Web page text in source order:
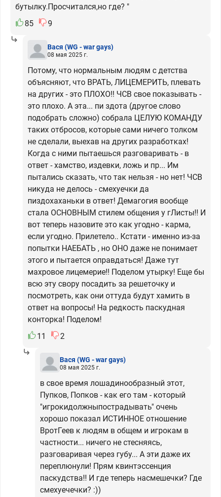
бутылку.Просчитался,но где? "
85
9
Вася (WG - war gays)
08 мая 2025 г.
Потому, что нормальным людям с детства
объясняют, что ВРАТЬ, ЛИЦЕМЕРИТЬ, плевать
на других - это ПЛОХО!! ЧСВ свое показывать -
это плохо. А эта... пи здота (другое слово
подобрать сложно) собрала ЦЕЛУЮ КОМАНДУ
таких отбросов, которые сами ничего толком
не сделали, выехав на других разработках!
Когда с ними пытаешься разговаривать - в
ответ - хамство, издевки, ложь и пр... Им
пытались сказать, что так нельзя - но нет! ЧСВ
никуда не делось - смехуечки да
пиздохаханьки в ответ! Демагогия вообще
стала ОСНОВНЫМ стилем общения у гЛисты!! И
вот теперь назовите это как угодно - карма,
если угодно. Прилетело.. Кстати - именно из-за
попытки НАЕБАТЬ , но ОНО даже не понимает
этого и пытается оправдаться! Даже тут
махровое лицемерие!! Поделом утырку! Еще бы
всю эту свору посадить за решеточку и
посмотреть, как они оттуда будут хамить в
ответ на вопросы! На редкость паскудная
конторка! Поделом!
11
2
Вася (WG - war gays)
08 мая 2025 г.
в свое время лошадинообразный этот,
Пупков, Попков - как его там - который
"игрокидолжныпострадывать" очень
хорошо показал ИСТИННОЕ отношение
ВротГеев к людям в общем и игрокам в
частности... ничего не стесняясь,
разговаривая через губу... А эти даже их
переплюнули! Прям квинтэссенция
паскудства!! И где теперь насмешечки? Где
смехуечечки? :))